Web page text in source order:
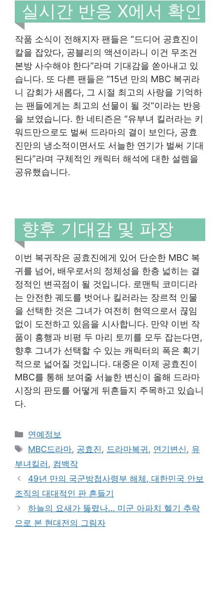
실시간 반응 X에서 확인
작품 소식이 전해지자 팬들은 “드디어 공효진이
칼을 잡았다, 공블리의 액션이라니 이건 무조건
본방 사수해야 한다”라며 기대감을 쏟아내고 있
습니다. 또 다른 팬들은 “15년 만의 MBC 복귀라
니 감회가 새롭다, 그 시절 최고의 사랑을 기억하
는 팬들에게는 최고의 선물이 될 것”이라는 반응
을 보였습니다. 한 네티즌은 “유부녀 킬러라는 키
워드만으로도 벌써 드라마의 결이 보인다, 공효
진만의 냉소적이면서도 서늘한 연기가 벌써 기대
된다”라며 구체적인 캐릭터 해석에 대한 설렘을
공유했습니다.
향후 기대감 및 파장
이번 복귀작은 공효진에게 있어 단순한 MBC 복
귀를 넘어, 배우로서의 정체성을 한층 넓히는 결
정적인 변곡점이 될 것입니다. 로맨틱 코미디라
는 안전한 궤도를 벗어나 킬러라는 장르적 인물
을 선택한 것은 그녀가 여전히 현역으로서 끊임
없이 도전하고 있음을 시사합니다. 만약 이번 작
품이 흥행과 비평 두 마리 토끼를 모두 잡는다면,
향후 그녀가 선택할 수 있는 캐릭터의 폭은 획기
적으로 넓어질 것입니다. 대중은 이제 공효진이
MBC를 통해 보여줄 서늘한 변신이 올해 드라마
시장의 판도를 어떻게 뒤흔들지 주목하고 있습니
다.
Categories
연예정보
Tags
MBC드라마, 공효진 , 드라마복귀 , 연기변신 , 유
부녀킬러 , 컴백작
49년 만의 국군방첩사령부 해체, 대한민국 안보
조직의 대대적인 판 흔들기
하늘의 요새가 뚫렸나… 미군 아파치 헬기 추락
으로 본 현대전의 그림자